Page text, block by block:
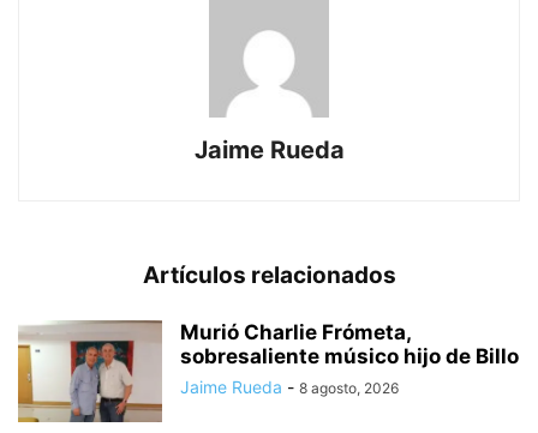
Jaime Rueda
Artículos relacionados
Murió Charlie Frómeta,
sobresaliente músico hijo de Billo
Jaime Rueda - 8 agosto, 2026